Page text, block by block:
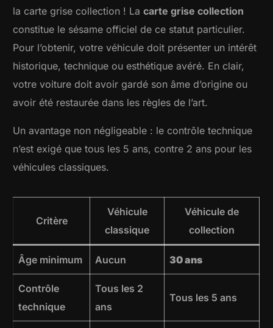
la carte grise collection ! Lacarte grise collection
constitue le sésame officiel de ce statut particulier.
Pour l’obtenir, votre véhicule doit présenter un intérêt
historique, technique ou esthétique avéré. En clair,
votre voiture doit avoir gardé son âme d’origine ou
avoir été restaurée dans les règles de l’art.
Un avantage non négligeable : le contrôle technique
n’est exigé que tous les 5 ans, contre 2 ans pour les
véhicules classiques.
Critère
Véhicule
classique
Véhicule de
collection
Âge minimum Aucun 30 ans
Contrôle
technique
Tous les 2
ans
Tous les 5 ans